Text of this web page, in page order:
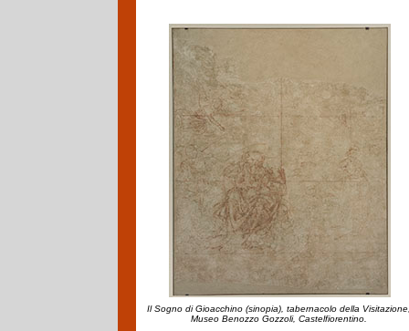
Il Sogno di Gioacchino (sinopia), tabernacolo della
Museo Benozzo Gozzoli, Castelfiorentino.